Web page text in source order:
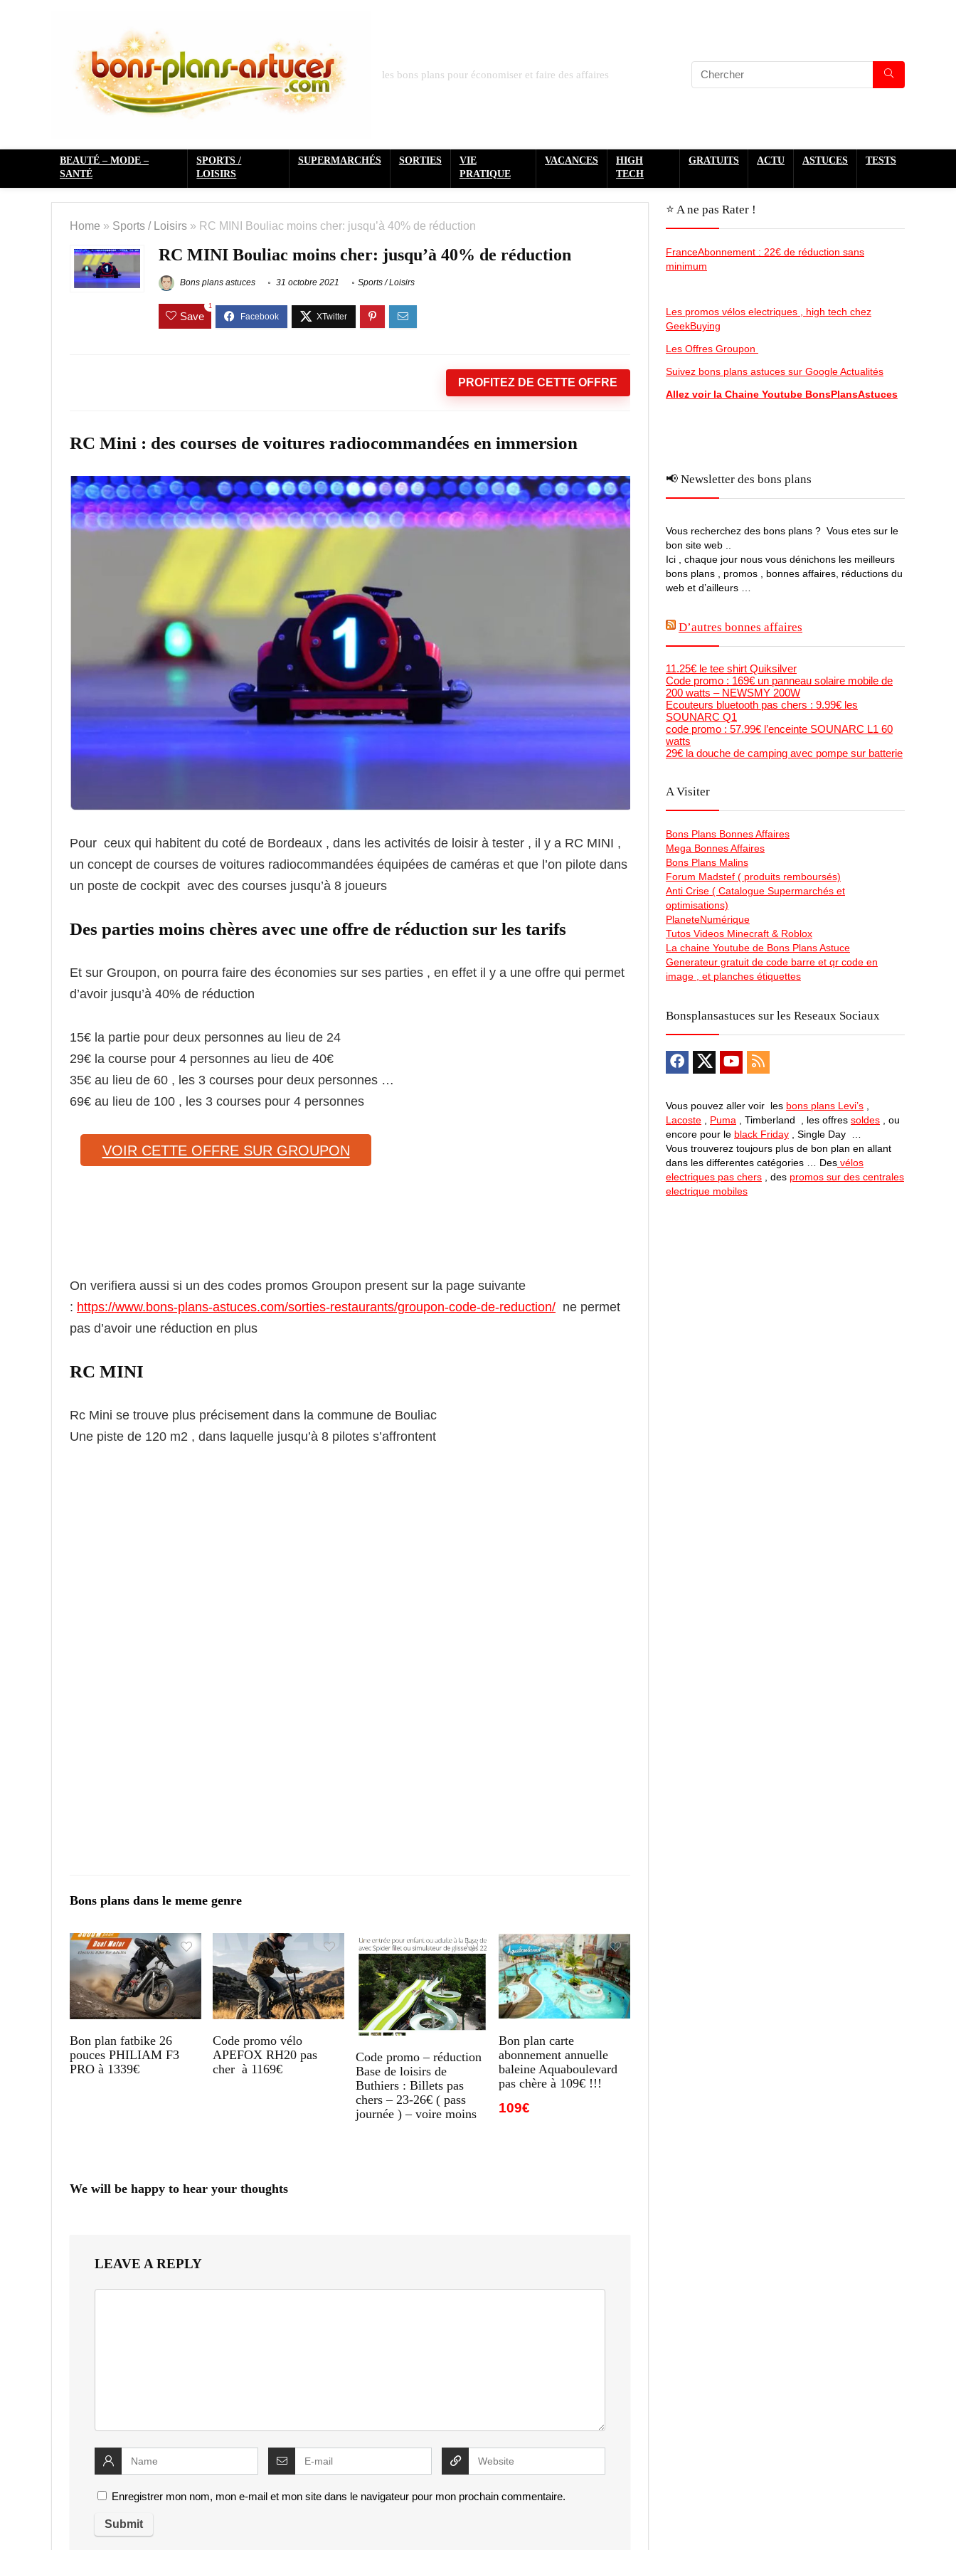
les bons plans pour économiser et faire des affaires
BEAUTÉ – MODE –
SANTÉ
SPORTS /
LOISIRS
SUPERMARCHÉS SORTIES
VIE
PRATIQUE
VACANCES
HIGH
TECH
GRATUITS ACTU ASTUCES TESTS
Home » Sports / Loisirs » RC MINI Bouliac moins cher: jusqu’à 40% de réduction
RC MINI Bouliac moins cher: jusqu’à 40% de réduction
Bons plans astuces 31 octobre 2021 Sports / Loisirs
Save
1
PROFITEZ DE CETTE OFFRE
RC Mini : des courses de voitures radiocommandées en immersion
Pour ceux qui habitent du coté de Bordeaux , dans les activités de loisir à tester , il y a RC MINI ,
un concept de courses de voitures radiocommandées équipées de caméras et que l’on pilote dans
un poste de cockpit avec des courses jusqu’à 8 joueurs
Des parties moins chères avec une offre de réduction sur les tarifs
Et sur Groupon, on pourra faire des économies sur ses parties , en effet il y a une offre qui permet
d’avoir jusqu’à 40% de réduction
15€ la partie pour deux personnes au lieu de 24
29€ la course pour 4 personnes au lieu de 40€
35€ au lieu de 60 , les 3 courses pour deux personnes …
69€ au lieu de 100 , les 3 courses pour 4 personnes
VOIR CETTE OFFRE SUR GROUPON
On verifiera aussi si un des codes promos Groupon present sur la page suivante
: https://www.bons-plans-astuces.com/sorties-restaurants/groupon-code-de-reduction/ ne permet
pas d’avoir une réduction en plus
RC MINI
Rc Mini se trouve plus précisement dans la commune de Bouliac
Une piste de 120 m2 , dans laquelle jusqu’à 8 pilotes s’affrontent
Bons plans dans le meme genre
Bon plan fatbike 26
pouces PHILIAM F3
PRO à 1339€
Code promo vélo
APEFOX RH20 pas
cher à 1169€
Code promo – réduction
Base de loisirs de
Buthiers : Billets pas
chers – 23-26€ ( pass
journée ) – voire moins
Bon plan carte
abonnement annuelle
baleine Aquaboulevard
pas chère à 109€ !!!
109€
We will be happy to hear your thoughts
LEAVE A REPLY
Enregistrer mon nom, mon e-mail et mon site dans le navigateur pour mon prochain commentaire.
⭐️ A ne pas Rater !
FranceAbonnement : 22€ de réduction sans
minimum
Les promos vélos electriques , high tech chez
GeekBuying
Les Offres Groupon
Suivez bons plans astuces sur Google Actualités
Allez voir la Chaine Youtube BonsPlansAstuces
📢 Newsletter des bons plans
Vous recherchez des bons plans ? Vous etes sur le
bon site web ..
Ici , chaque jour nous vous dénichons les meilleurs
bons plans , promos , bonnes affaires, réductions du
web et d’ailleurs …
D’autres bonnes affaires
11.25€ le tee shirt Quiksilver
Code promo : 169€ un panneau solaire mobile de
200 watts – NEWSMY 200W
Ecouteurs bluetooth pas chers : 9.99€ les
SOUNARC Q1
code promo : 57.99€ l’enceinte SOUNARC L1 60
watts
29€ la douche de camping avec pompe sur batterie
A Visiter
Bons Plans Bonnes Affaires
Mega Bonnes Affaires
Bons Plans Malins
Forum Madstef ( produits remboursés)
Anti Crise ( Catalogue Supermarchés et
optimisations)
PlaneteNumérique
Tutos Videos Minecraft & Roblox
La chaine Youtube de Bons Plans Astuce
Generateur gratuit de code barre et qr code en
image , et planches étiquettes
Bonsplansastuces sur les Reseaux Sociaux
Vous pouvez aller voir les bons plans Levi’s
Lacoste
Puma , Timberland , les offres soldes , ou
encore pour le black Friday , Single Day …
Vous trouverez toujours plus de bon plan en allant
dans les differentes catégories … Des vélos
electriques pas chers , des promos sur des centrales
electrique mobiles